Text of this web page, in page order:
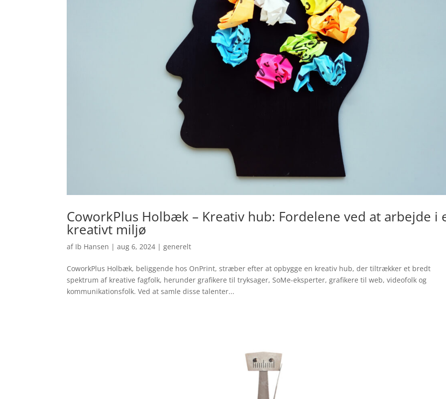
CoworkPlus Holbæk – Kreativ hub: Fordelene ved at arbejde i
kreativt miljø
af Ib Hansen |aug 6, 2024 |generelt
CoworkPlus Holbæk, beliggende hos OnPrint, stræber efter at opbygge en kreativ hub, der tiltrækker et bredt
spektrum af kreative fagfolk, herunder grafikere til tryksager, SoMe-eksperter, grafikere til web, videofolk og
kommunikationsfolk. Ved at samle disse talenter...